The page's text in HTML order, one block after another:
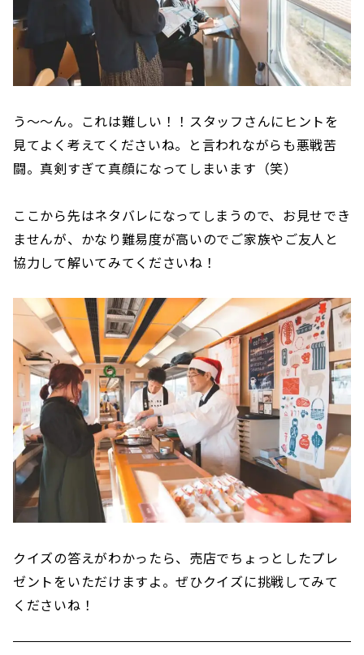
う〜〜ん。これは難しい！！スタッフさんにヒントを
見てよく考えてくださいね。と言われながらも悪戦苦
闘。真剣すぎて真顔になってしまいます（笑）
ここから先はネタバレになってしまうので、お見せでき
ませんが、かなり難易度が高いのでご家族やご友人と
協力して解いてみてくださいね！
クイズの答えがわかったら、売店でちょっとしたプレ
ゼントをいただけますよ。ぜひクイズに挑戦してみて
くださいね！